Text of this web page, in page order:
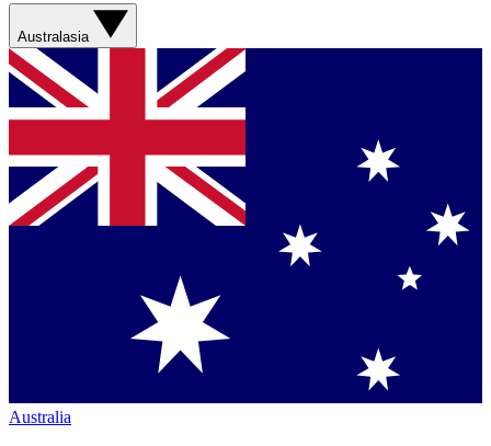
Australasia
Australia